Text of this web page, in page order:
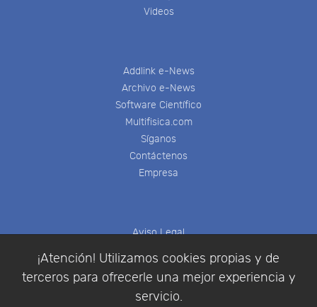
¡Atención! Utilizamos cookies propias y de
terceros para ofrecerle una mejor experiencia y
servicio.
Videos
Addlink e-News
Archivo e-News
Software Científico
Multifisica.com
Síganos
Contáctenos
Empresa
Aviso Legal
Política de Privacidad
Condiciones de compra
Identificarse